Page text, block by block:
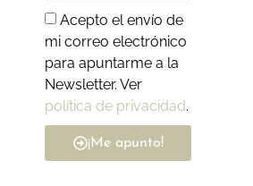
Acepto el envío de
mi correo electrónico
para apuntarme a la
Newsletter. Ver
política de privacidad.
¡Me apunto!